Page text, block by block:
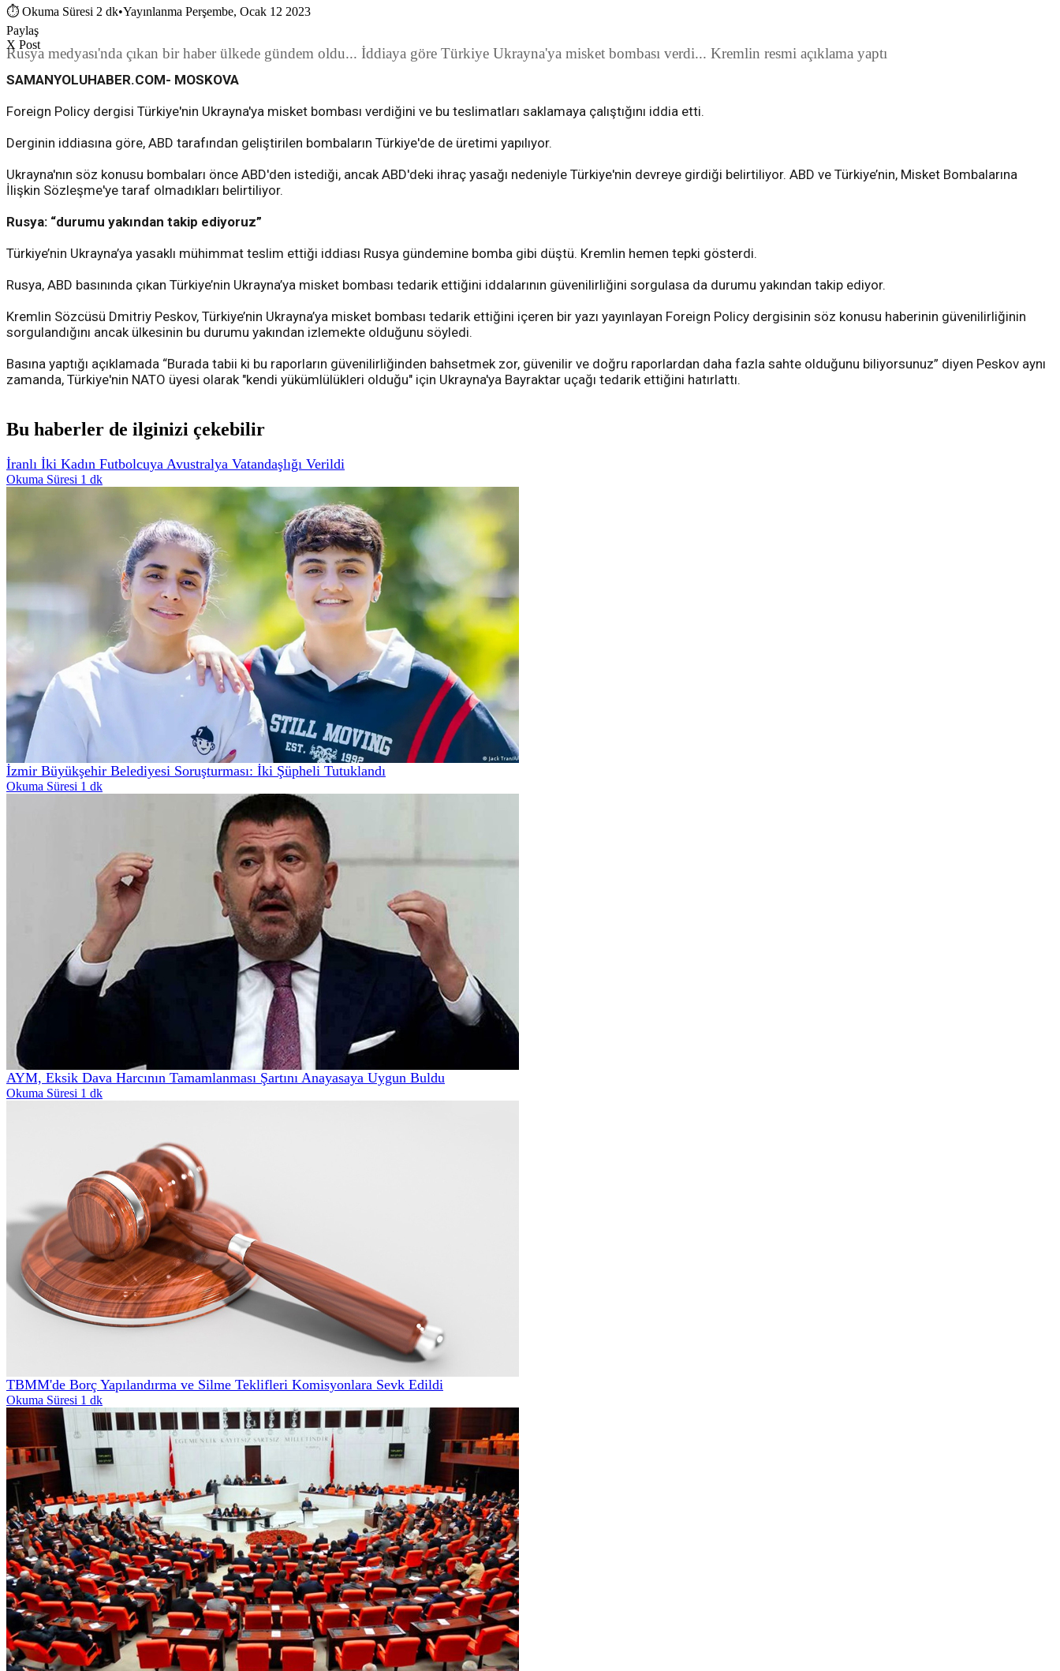
⏱ Okuma Süresi 2 dk•Yayınlanma Perşembe, Ocak 12 2023
Paylaş
X Post
Rusya medyası'nda çıkan bir haber ülkede gündem oldu... İddiaya göre Türkiye Ukrayna'ya misket bombası verdi... Kremlin resmi açıklama yaptı
SAMANYOLUHABER.COM- MOSKOVA
Foreign Policy dergisi Türkiye'nin Ukrayna'ya misket bombası verdiğini ve bu teslimatları saklamaya çalıştığını iddia etti.
Derginin iddiasına göre, ABD tarafından geliştirilen bombaların Türkiye'de de üretimi yapılıyor.
Ukrayna'nın söz konusu bombaları önce ABD'den istediği, ancak ABD'deki ihraç yasağı nedeniyle Türkiye'nin devreye girdiği belirtiliyor. ABD ve Türkiye’nin, Misket Bombalarına
İlişkin Sözleşme'ye taraf olmadıkları belirtiliyor.
Rusya: “durumu yakından takip ediyoruz”
Türkiye’nin Ukrayna’ya yasaklı mühimmat teslim ettiği iddiası Rusya gündemine bomba gibi düştü. Kremlin hemen tepki gösterdi.
Rusya, ABD basınında çıkan Türkiye’nin Ukrayna’ya misket bombası tedarik ettiğini iddalarının güvenilirliğini sorgulasa da durumu yakından takip ediyor.
Kremlin Sözcüsü Dmitriy Peskov, Türkiye’nin Ukrayna’ya misket bombası tedarik ettiğini içeren bir yazı yayınlayan Foreign Policy dergisinin söz konusu haberinin güvenilirliğinin
sorgulandığını ancak ülkesinin bu durumu yakından izlemekte olduğunu söyledi.
Basına yaptığı açıklamada “Burada tabii ki bu raporların güvenilirliğinden bahsetmek zor, güvenilir ve doğru raporlardan daha fazla sahte olduğunu biliyorsunuz” diyen Peskov aynı
zamanda, Türkiye'nin NATO üyesi olarak "kendi yükümlülükleri olduğu" için Ukrayna'ya Bayraktar uçağı tedarik ettiğini hatırlattı.
Bu haberler de ilginizi çekebilir
İranlı İki Kadın Futbolcuya Avustralya Vatandaşlığı Verildi
Okuma Süresi 1 dk
İzmir Büyükşehir Belediyesi Soruşturması: İki Şüpheli Tutuklandı
Okuma Süresi 1 dk
AYM, Eksik Dava Harcının Tamamlanması Şartını Anayasaya Uygun Buldu
Okuma Süresi 1 dk
TBMM'de Borç Yapılandırma ve Silme Teklifleri Komisyonlara Sevk Edildi
Okuma Süresi 1 dk